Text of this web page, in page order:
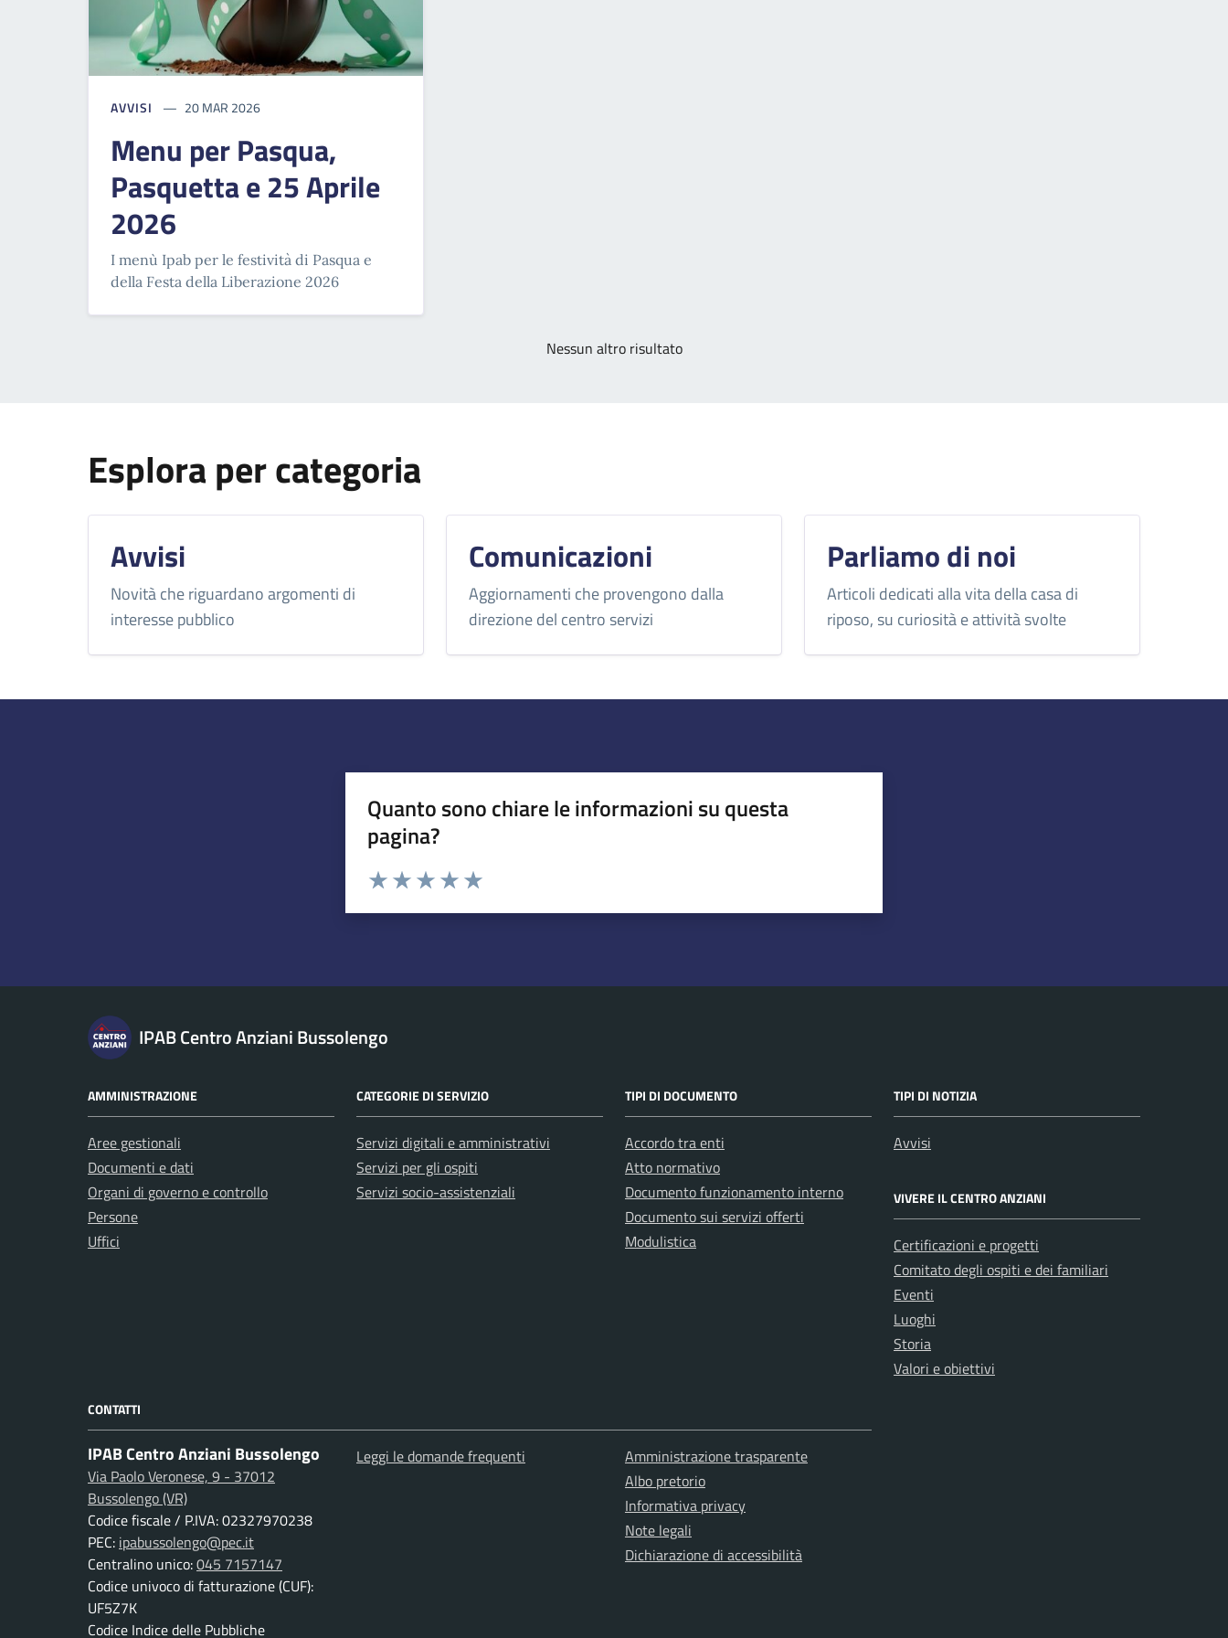
AVVISI 20 MAR 2026
Menu per Pasqua,
Pasquetta e 25 Aprile
2026
I menù Ipab per le festività di Pasqua e
della Festa della Liberazione 2026
Nessun altro risultato
Esplora per categoria
Avvisi
Novità che riguardano argomenti di
interesse pubblico
Comunicazioni
Aggiornamenti che provengono dalla
direzione del centro servizi
Parliamo di noi
Articoli dedicati alla vita della casa di
riposo, su curiosità e attività svolte
Quanto sono chiare le informazioni su questa
pagina?
Esprimi una valutazione
IPAB Centro Anziani Bussolengo
AMMINISTRAZIONE
Aree gestionali
Documenti e dati
Organi di governo e controllo
Persone
Uffici
CATEGORIE DI SERVIZIO
Servizi digitali e amministrativi
Servizi per gli ospiti
Servizi socio-assistenziali
TIPI DI DOCUMENTO
Accordo tra enti
Atto normativo
Documento funzionamento interno
Documento sui servizi offerti
Modulistica
TIPI DI NOTIZIA
Avvisi
VIVERE IL CENTRO ANZIANI
Certificazioni e progetti
Comitato degli ospiti e dei familiari
Eventi
Luoghi
Storia
Valori e obiettivi
CONTATTI
IPAB Centro Anziani Bussolengo
Via Paolo Veronese, 9 - 37012
Bussolengo (VR)
Codice fiscale / P.IVA: 02327970238
PEC: ipabussolengo@pec.it
Centralino unico:045 7157147
Codice univoco di fatturazione (CUF):
UF5Z7K
Codice Indice delle Pubbliche
Leggi le domande frequenti
Amministrazione trasparente
Albo pretorio
Informativa privacy
Note legali
Dichiarazione di accessibilità